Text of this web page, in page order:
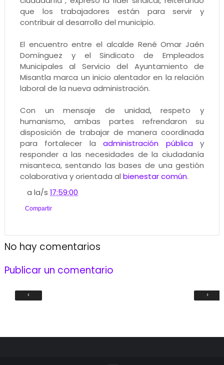
que los trabajadores están para servir y
contribuir al desarrollo del municipio.
El encuentro entre el alcalde René Omar Jaén
Domínguez y el Sindicato de Empleados
Municipales al Servicio del Ayuntamiento de
Misantla marca un inicio alentador en la relación
laboral de la nueva administración.
Con un mensaje de unidad, respeto y
humanismo, ambas partes refrendaron su
disposición de trabajar de manera coordinada
para fortalecer laadministración públicay
responder a las necesidades de la ciudadanía
misanteca, sentando las bases de una gestión
colaborativa y orientada al bienestar común.
a la/s17:59:00
Compartir
No hay comentarios
Publicar un comentario
‹ ›